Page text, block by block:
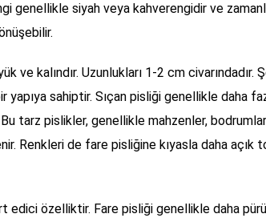
genellikle siyah veya kahverengidir ve
ve kalındır. Uzunlukları 1-2 cm civarındadır.
sahiptir. Sıçan pisliği genellikle daha
tarz pislikler, genellikle mahzenler,
Renkleri de fare pisliğine kıyasla daha açık
edici özelliktir. Fare pisliği genellikle daha